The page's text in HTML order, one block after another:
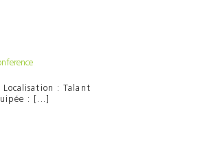
: Talant
: [...]